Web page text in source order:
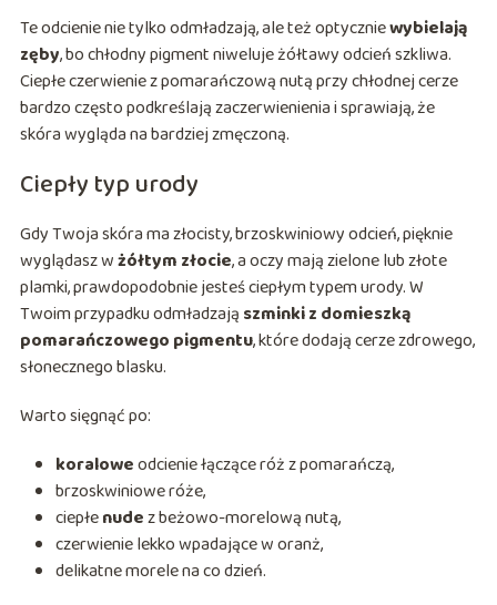
Te odcienie nie tylko odmładzają, ale też optyczniewybielają
zęby, bo chłodny pigment niweluje żółtawy odcień szkliwa.
Ciepłe czerwienie z pomarańczową nutą przy chłodnej cerze
bardzo często podkreślają zaczerwienienia i sprawiają, że
skóra wygląda na bardziej zmęczoną.
Ciepły typ urody
Gdy Twoja skóra ma złocisty, brzoskwiniowy odcień, pięknie
wyglądasz wżółtym złocie, a oczy mają zielone lub złote
plamki, prawdopodobnie jesteś ciepłym typem urody. W
Twoim przypadku odmładzają szminki z domieszką
pomarańczowego pigmentu, które dodają cerze zdrowego,
słonecznego blasku.
Warto sięgnąć po:
koraloweodcienie łączące róż z pomarańczą,
brzoskwiniowe róże,
ciepłenudez beżowo-morelową nutą,
czerwienie lekko wpadające w oranż,
delikatne morele na co dzień.